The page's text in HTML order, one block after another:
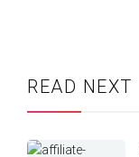
READ NEXT